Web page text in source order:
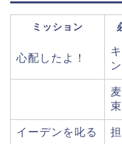
ミッション
心配したよ！
束
イーデンを叱る